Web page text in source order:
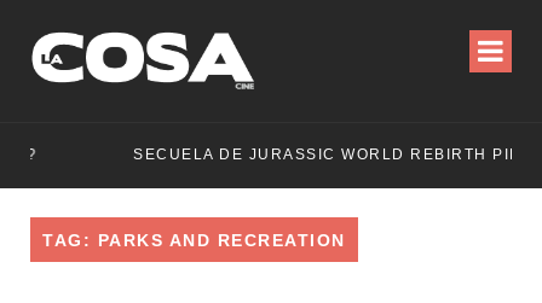
TAG: PARKS AND RECREATION